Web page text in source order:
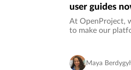
user guides
At OpenProject,
to make our
to announce that…
Maya